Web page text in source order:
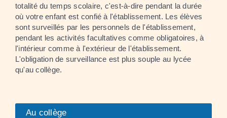
totalité du temps scolaire, c'est-à-dire pendant la durée
où votre enfant est confié à l'établissement. Les élèves
sont surveillés par les personnels de l'établissement,
pendant les activités facultatives comme obligatoires, à
l'intérieur comme à l'extérieur de l'établissement.
L'obligation de surveillance est plus souple au lycée
qu'au collège.
Au collège